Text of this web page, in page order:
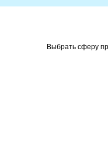
Выбрать сферу